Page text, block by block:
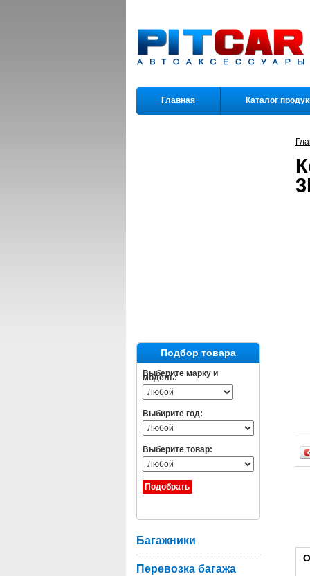
Главная Каталог
Подбор товара
Выберите марку и
модель:
Выбирите год:
Выберите товар:
Багажники
Перевозка багажа